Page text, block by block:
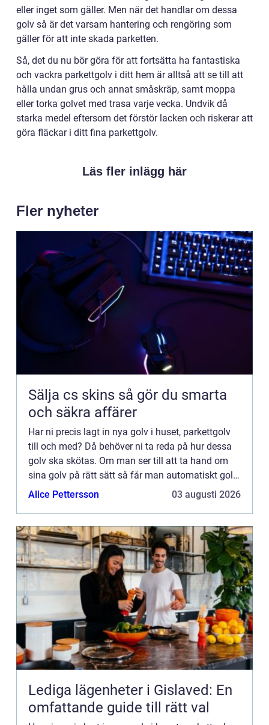
eller inget som gäller. Men när det handlar om dessa
golv så är det varsam hantering och rengöring som
gäller för att inte skada parketten.
Så, det du nu bör göra för att fortsätta ha fantastiska
och vackra parkettgolv i ditt hem är alltså att se till att
hålla undan grus och annat småskräp, samt moppa
eller torka golvet med trasa varje vecka. Undvik då
starka medel eftersom det förstör lacken och riskerar att
göra fläckar i ditt fina parkettgolv.
Läs fler inlägg här
Fler nyheter
Sälja cs skins så gör du smarta
och säkra affärer
Har ni precis lagt in nya golv i huset, parkettgolv
till och med? Då behöver ni ta reda på hur dessa
golv ska skötas. Om man ser till att ta hand om
sina golv på rätt sätt så får man automatiskt golv
som håller mycket längre. Det är inte alla golv so...
Alice Pettersson 03 augusti 2026
Lediga lägenheter i Gislaved: En
omfattande guide till rätt val